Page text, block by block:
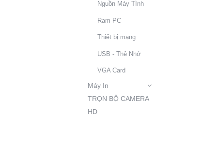
Nguồn Máy TÍnh
Ram PC
Thiết bị mạng
USB - Thẻ Nhớ
VGA Card
Máy In
TRỌN BỘ CAMERA
HD